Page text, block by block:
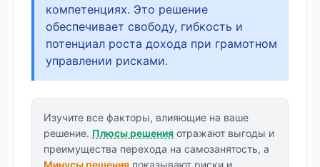
компетенциях. Это решение
обеспечивает свободу, гибкость и
потенциал роста дохода при грамотном
управлении рисками.
Изучите все факторы, влияющие на ваше
решение. Плюсы решения отражают выгоды и
преимущества перехода на самозанятость, а
Минусы решения показывают риски и